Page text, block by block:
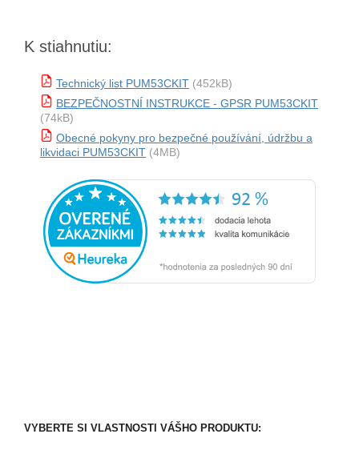
K stiahnutiu:
Technický list PUM53CKIT (452kB)
BEZPEČNOSTNÍ INSTRUKCE - GPSR PUM53CKIT
(74kB)
Obecné pokyny pro bezpečné používání, údržbu a
likvidaci PUM53CKIT (4MB)
VYBERTE SI VLASTNOSTI VÁŠHO PRODUKTU: